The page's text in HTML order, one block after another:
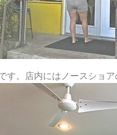
す。店内にはノースショ